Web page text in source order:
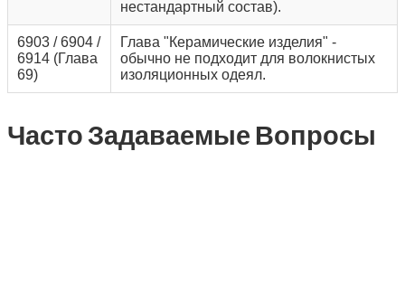
нестандартный состав).
6903 / 6904 /
6914 (Глава
69)
Глава "Керамические изделия" -
обычно не подходит для волокнистых
изоляционных одеял.
Часто Задаваемые Вопросы